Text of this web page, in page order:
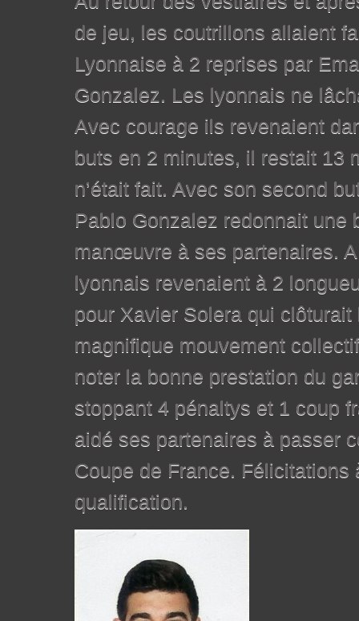
de jeu, les coutrillons allaient
Lyonnaise à 2 reprises par
Gonzalez. Les lyonnais ne
Avec courage ils revenaient
buts en 2 minutes, il restait 13
n’était fait. Avec son second
Pablo Gonzalez redonnait une
manœuvre à ses partenaires.
lyonnais revenaient à 2
pour Xavier Solera qui
magnifique mouvement
noter la bonne prestation du
stoppant 4 pénaltys et 1 coup
aidé ses partenaires à passer
Coupe de France. Félicitations
qualification.